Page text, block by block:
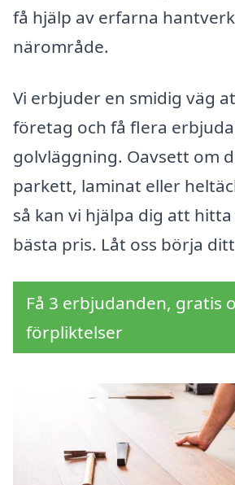
få hjälp av erfarna
närområde.
Vi erbjuder en smidig väg
företag och få flera
golvläggning. Oavsett om
parkett, laminat eller
så kan vi hjälpa dig att
bästa pris. Låt oss börja
Få 3 erbjudanden, gratis
förpliktelser